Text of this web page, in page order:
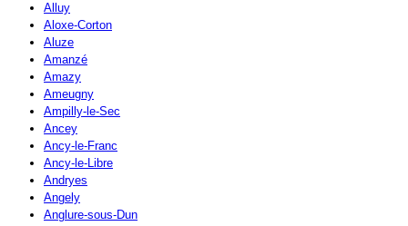
Alluy
Aloxe-Corton
Aluze
Amanzé
Amazy
Ameugny
Ampilly-le-Sec
Ancey
Ancy-le-Franc
Ancy-le-Libre
Andryes
Angely
Anglure-sous-Dun